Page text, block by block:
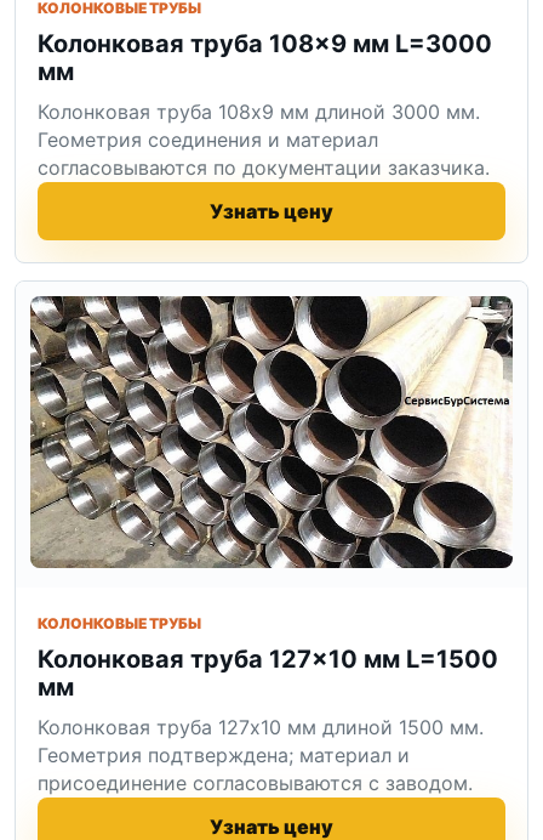
КОЛОНКОВЫЕ ТРУБЫ
Колонковая труба 108×9 мм L=3000
мм
Колонковая труба 108x9 мм длиной 3000 мм.
Геометрия соединения и материал
согласовываются по документации заказчика.
Узнать цену
КОЛОНКОВЫЕ ТРУБЫ
Колонковая труба 127×10 мм L=1500
мм
Колонковая труба 127x10 мм длиной 1500 мм.
Геометрия подтверждена; материал и
присоединение согласовываются с заводом.
Узнать цену